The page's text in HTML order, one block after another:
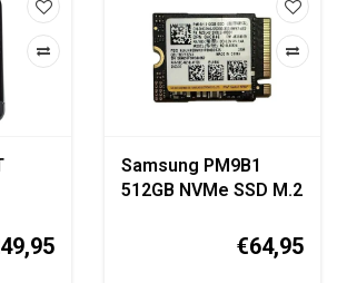
Samsung PM9B1
512GB NVMe SSD M.2
€64,95